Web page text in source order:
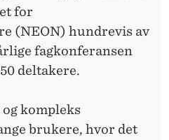
for
(NEON) hundrevis av
fagkonferansen
deltakere.
kompleks
brukere, hvor det